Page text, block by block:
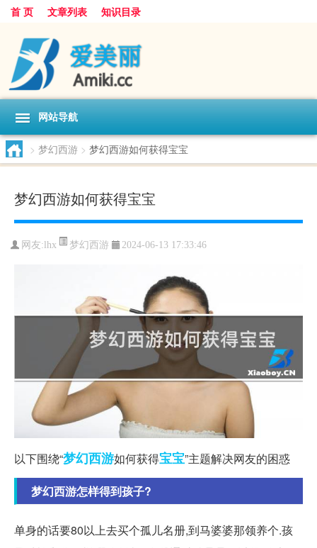
首 页 文章列表 知识目录
网站导航
> 梦幻西游 > 梦幻西游如何获得宝宝
梦幻西游如何获得宝宝
网友: lhx 梦幻西游 2024-06-13 17:33:46
以下围绕“梦幻西游如何获得宝宝”主题解决网友的困惑
梦幻西游怎样得到孩子?
单身的话要80以上去买个孤儿名册,到马婆婆那领养个.孩